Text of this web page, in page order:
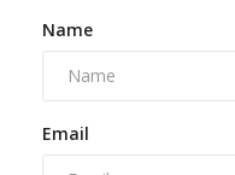
Name
Email